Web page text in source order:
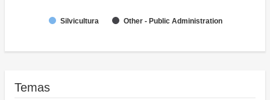
Silvicultura Other - Public Administration
Temas